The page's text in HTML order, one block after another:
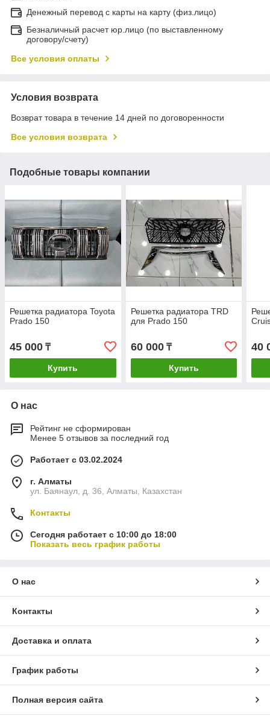
Денежный перевод с карты на карту (физ.лицо)
Безналичный расчет юр.лицо (по выставленному
договору/счету)
Все условия оплаты
Условия возврата
Возврат товара в течение 14 дней по договоренности
Все условия возврата
Подобные товары компании
Решетка радиатора Toyota
Prado 150
45 000 ₸
Купить
Решетка радиатора TRD
для Prado 150
60 000₸
Купить
40
О нас
Рейтинг не сформирован
Менее 5 отзывов за последний год
Работает с 03.02.2024
г. Алматы
ул. Баянаул, д. 36, Алматы, Казахстан
Контакты
Сегодня работает с 10:00 до 18:00
Показать весь график работы
О нас
Контакты
Доставка и оплата
График работы
Полная версия сайта